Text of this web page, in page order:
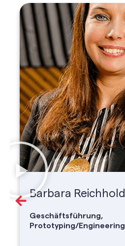
Barbara Reichhold
Geschäftsführung,
Prototyping/Engineering